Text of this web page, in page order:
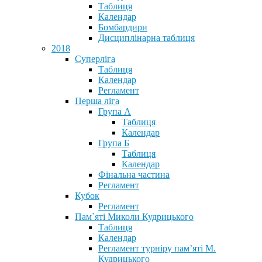
Таблиця
Календар
Бомбардири
Дисциплінарна таблиця
2018
Суперліга
Таблиця
Календар
Регламент
Перша ліга
Група А
Таблиця
Календар
Група Б
Таблиця
Календар
Фінальна частина
Регламент
Кубок
Регламент
Пам`яті Миколи Кудрицького
Таблиця
Календар
Регламент турніру пам’яті М.
Кудрицького